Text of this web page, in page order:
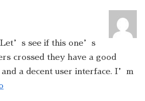
see if this one’s
crossed they have a good
and a decent user interface. I’m